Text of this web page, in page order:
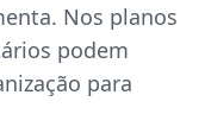
Nos planos
podem
para